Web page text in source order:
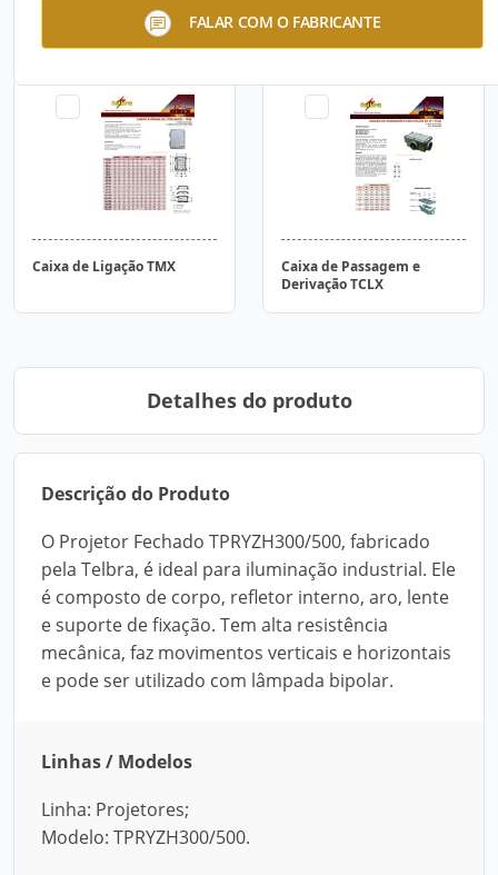
FALAR COM O FABRICANTE
Caixa de Inspeção TCX/18
Caixa de Ligação TMX
Caixa de Passagem e
Derivação TCLX
Detalhes do produto
Descrição do Produto
O Projetor Fechado TPRYZH300/500, fabricado
pela Telbra, é ideal para iluminação industrial. Ele
é composto de corpo, refletor interno, aro, lente
e suporte de fixação. Tem alta resistência
mecânica, faz movimentos verticais e horizontais
e pode ser utilizado com lâmpada bipolar.
Linhas / Modelos
Linha: Projetores;
Modelo: TPRYZH300/500.